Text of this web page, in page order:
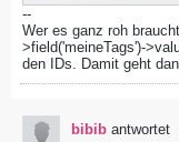
--
Wer es ganz roh
>field('meineTags')-
den IDs. Damit geht
bibib antwortet